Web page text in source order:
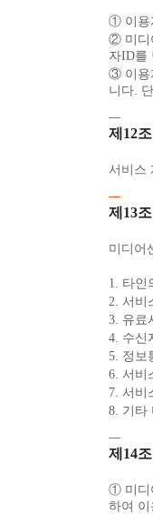
① 이용
② 미디
자ID를
③ 이용
니다.
제12
서비스
제13
미디어
1. 타인
2. 서비
3. 유료
4. 수신
5. 정보
6. 서비
7. 서비
8. 기타
제14
① 미디
하여